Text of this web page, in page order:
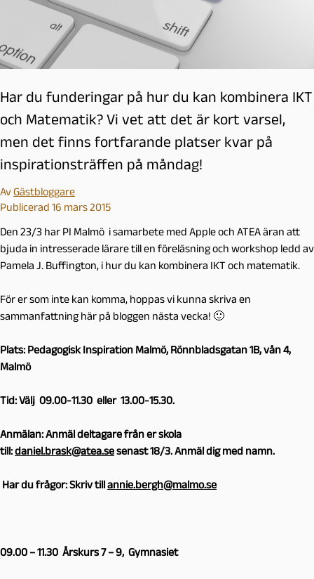
Har du funderingar på hur du kan kombinera IKT
och Matematik? Vi vet att det är kort varsel,
men det finns fortfarande platser kvar på
inspirationsträffen på måndag!
AvGästbloggare
Publicerad 16 mars 2015
Den 23/3 har PI Malmö i samarbete med Apple och ATEA äran att
bjuda in intresserade lärare till en föreläsning och workshop ledd av
Pamela J. Buffington, i hur du kan kombinera IKT och matematik.
För er som inte kan komma, hoppas vi kunna skriva en
sammanfattning här på bloggen nästa vecka! 🙂
Plats: Pedagogisk Inspiration Malmö, Rönnbladsgatan 1B, vån 4,
Malmö
Tid: Välj 09.00-11.30 eller 13.00-15.30.
Anmälan: Anmäl deltagare från er skola
till:daniel.brask@atea.sesenast 18/3. Anmäl dig med namn.
Har du frågor: Skriv tillannie.bergh@malmo.se
09.00 – 11.30 Årskurs 7 – 9, Gymnasiet